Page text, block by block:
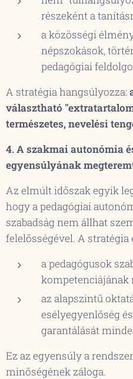
részeként a
a közösségi
népszokások,
pedagógiai
A stratégia hangsúlyozza:
választható
természetes, nevelési
4. A szakmai autonómia
egyensúlyának
Az elmúlt időszak egyik
hogy a pedagógiai
szabadság nem állhat
felelősségével. A stratégia
a pedagógusok
kompetenciájának
az alapszintű
esélyegyenlőség
garantálását
Ez az egyensúly a
minőségének záloga.